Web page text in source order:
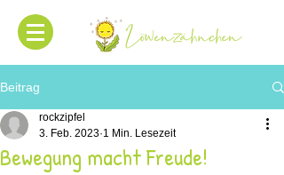
Beitrag
Bewegung macht Freude!
rockzipfel
3. Feb. 2023 1 Min. Lesezeit